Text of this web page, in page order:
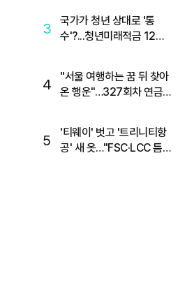
3
국가가 청년 상대로 '통
수'?...청년미래적금 12%
4
"서울 여행하는 꿈 뒤 찾아
온 행운"…327회차 연금
5
'티웨이' 벗고 '트리니티항
공' 새 옷…"FSC·LCC 틈